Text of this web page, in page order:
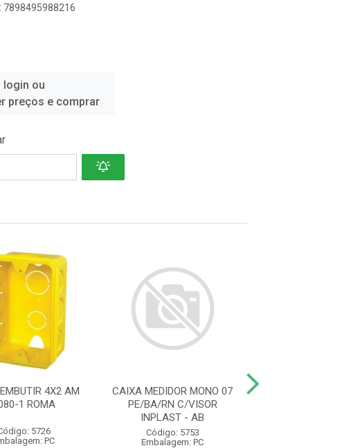
7898495988216
login ou
preços e comprar
4X2 AM
1 ROMA
5726
PC
CAIXA MEDIDOR MONO 07
PE/BA/RN C/VISOR
INPLAST - AB
Código: 5753
Embalagem: PC